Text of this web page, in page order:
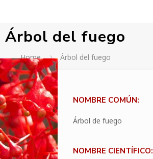
Árbol del fuego
Home Árbol del fuego
NOMBRE COMÚN:
Árbol de fuego
NOMBRE CIENTÍFICO: